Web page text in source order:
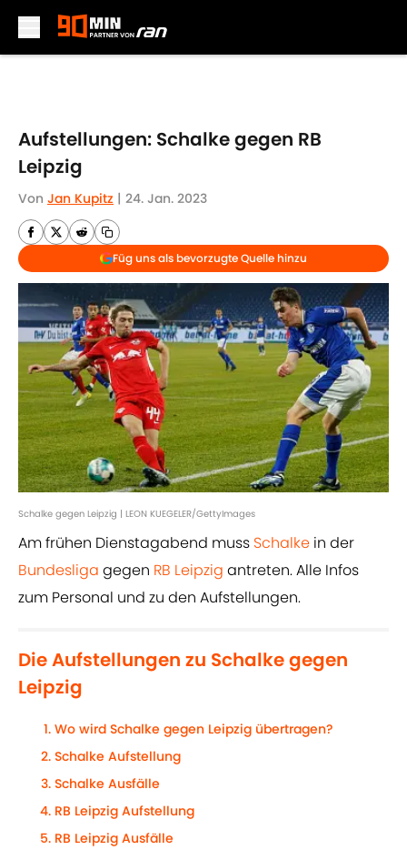
Aufstellungen: Schalke gegen RB
Leipzig
Von Jan Kupitz | 24. Jan. 2023
Füg uns als bevorzugte Quelle hinzu
Schalke gegen Leipzig | LEON KUEGELER/GettyImages
Am frühen Dienstagabend muss Schalke in der
Bundesliga gegen RB Leipzig antreten. Alle Infos
zum Personal und zu den Aufstellungen.
Die Aufstellungen zu Schalke gegen
Leipzig
Wo wird Schalke gegen Leipzig übertragen?
Schalke Aufstellung
Schalke Ausfälle
RB Leipzig Aufstellung
RB Leipzig Ausfälle